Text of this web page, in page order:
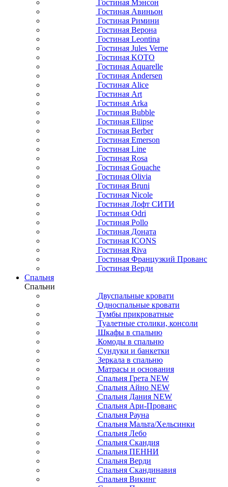
Гостиная Мэнсон
Гостиная Авиньон
Гостиная Римини
Гостиная Верона
Гостиная Leontina
Гостиная Jules Verne
Гостиная KOTO
Гостиная Aquarelle
Гостиная Andersen
Гостиная Alice
Гостиная Art
Гостиная Arka
Гостиная Bubble
Гостиная Ellipse
Гостиная Berber
Гостиная Emerson
Гостиная Line
Гостиная Rosa
Гостиная Gouache
Гостиная Olivia
Гостиная Bruni
Гостиная Nicole
Гостиная Лофт СИТИ
Гостиная Odri
Гостиная Pollo
Гостиная Доната
Гостиная ICONS
Гостиная Riva
Гостиная Французкий Прованс
Гостиная Верди
Спальня
Спальни
Двуспальные кровати
Односпальные кровати
Тумбы прикроватные
Туалетные столики, консоли
Шкафы в спальню
Комоды в спальню
Сундуки и банкетки
Зеркала в спальню
Матрасы и основания
Спальня Грета NEW
Спальня Айно NEW
Спальня Дания NEW
Спальня Ари-Прованс
Спальня Рауна
Спальня Мальта/Хельсинки
Спальня Лебо
Спальня Скандия
Спальня ПЕННИ
Спальня Верди
Спальня Скандинавия
Спальня Викинг